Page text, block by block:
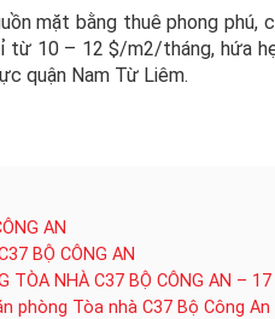
mặt bằng thuê phong
từ 10 – 12 $/m2/tháng, hứa
quận Nam Từ Liêm.
AN
BỘ CÔNG AN
TÒA NHÀ C37 BỘ CÔNG AN –
phòng Tòa nhà C37 Bộ Công An